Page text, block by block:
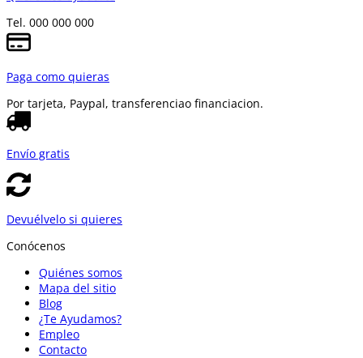
Tel. 000 000 000
Paga como quieras
Por tarjeta, Paypal, transferenciao financiacion.
Envío gratis
Devuélvelo si quieres
Conócenos
Quiénes somos
Mapa del sitio
Blog
¿Te Ayudamos?
Empleo
Contacto